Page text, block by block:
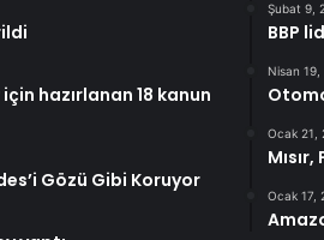
hazırlanan 18 kanun
Gözü Gibi Koruyor
Şubat 9,
BBP
Nisan
Ocak 21,
Ocak 17,